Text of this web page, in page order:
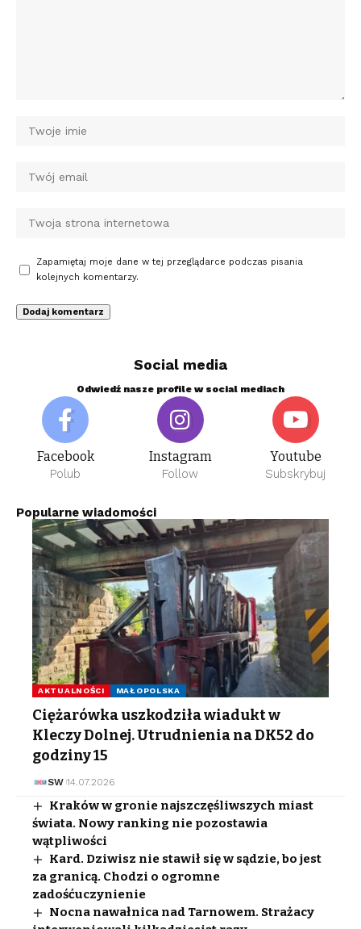
Zapamiętaj moje dane w tej przeglądarce podczas pisania
kolejnych komentarzy.
Social media
Odwiedź nasze profile w social mediach
Facebook
Polub
Instagram
Follow
Youtube
Subskrybuj
Popularne wiadomości
AKTUALNOŚCI MAŁOPOLSKA
Ciężarówka uszkodziła wiadukt w
Kleczy Dolnej. Utrudnienia na DK52 do
godziny 15
SW 14.07.2026
Kraków w gronie najszczęśliwszych miast
świata. Nowy ranking nie pozostawia
wątpliwości
Kard. Dziwisz nie stawił się w sądzie, bo jest
za granicą. Chodzi o ogromne
zadośćuczynienie
Nocna nawałnica nad Tarnowem. Strażacy